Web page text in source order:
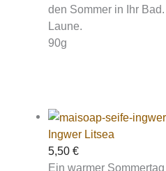
den Sommer in Ihr
Laune.
90g
Ingwer Litsea
5,50€
Ein warmer